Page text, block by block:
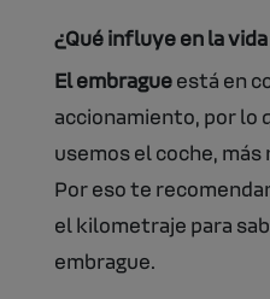
¿Qué influye en la
El embragueestá en
accionamiento, por lo
usemos el coche,
Por eso te
el kilometraje para
embrague.